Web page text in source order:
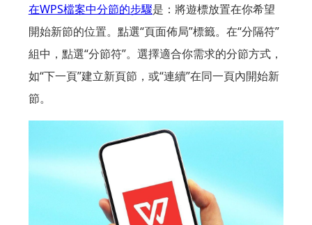
在WPS檔案中分節的步驟是：將遊標放置在你希望
開始新節的位置。點選“頁面佈局”標籤。在“分隔符”
組中，點選“分節符”。選擇適合你需求的分節方式，
如“下一頁”建立新頁節，或“連續”在同一頁內開始新
節。